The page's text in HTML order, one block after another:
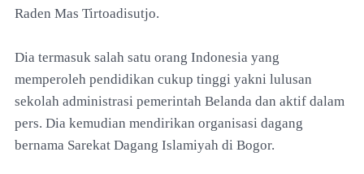
Raden Mas Tirtoadisutjo.
Dia termasuk salah satu orang Indonesia yang
memperoleh pendidikan cukup tinggi yakni lulusan
sekolah administrasi pemerintah Belanda dan aktif dalam
pers. Dia kemudian mendirikan organisasi dagang
bernama Sarekat Dagang Islamiyah di Bogor.